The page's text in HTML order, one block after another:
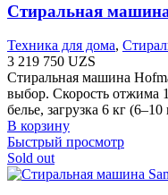
Стиральная
Техника для дома,
3 219 750 UZS
Стиральная машина
выбор. Скорость отжима
белье, загрузка 6 кг
В корзину
Быстрый просмотр
Sold out